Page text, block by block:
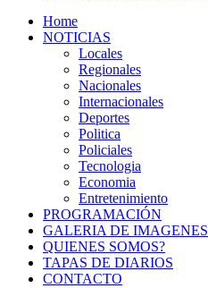
Home
NOTICIAS
Locales
Regionales
Nacionales
Internacionales
Deportes
Politica
Policiales
Tecnologia
Economia
Entretenimiento
PROGRAMACIÓN
GALERIA DE IMAGENES
QUIENES SOMOS?
TAPAS DE DIARIOS
CONTACTO